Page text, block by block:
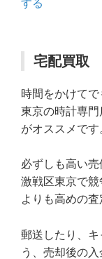
する
宅配買取
時間をかけてで
東京の時計専
がオススメです
必ずしも高い売
激戦区東京で
よりも高めの査
郵送したり、
う、売却後の